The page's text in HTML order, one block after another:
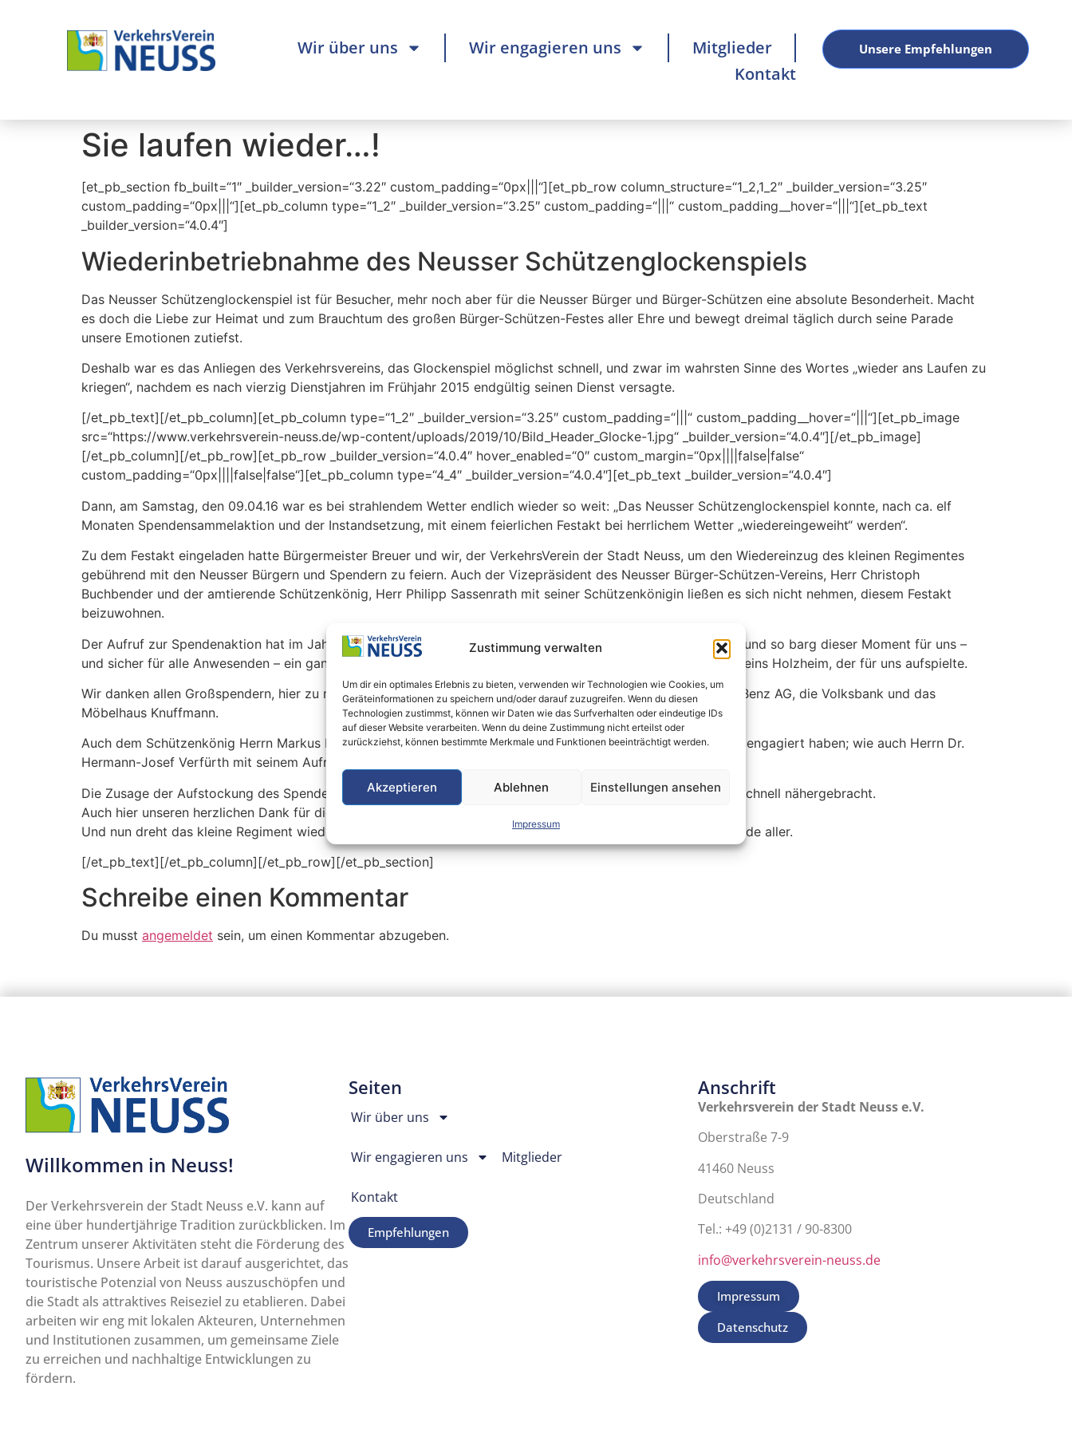
Zustimmung verwalten
Um dir ein optimales Erlebnis zu bieten, verwenden wir Technologien wie Cookies, um
Geräteinformationen zu speichern und/oder darauf zuzugreifen. Wenn du diesen
Technologien zustimmst, können wir Daten wie das Surfverhalten oder eindeutige IDs
auf dieser Website verarbeiten. Wenn du deine Zustimmung nicht erteilst oder
zurückziehst, können bestimmte Merkmale und Funktionen beeinträchtigt werden.
Akzeptieren Ablehnen Einstellungen ansehen
Impressum
Wir über uns Wir engagieren uns
Mitglieder
Kontakt
Unsere Empfehlungen
Sie laufen wieder…!
[et_pb_section fb_built=“1″ _builder_version=“3.22″ custom_padding=“0px|||“][et_pb_row column_structure=“1_2,1_2″ _builder_version=“3.25″
custom_padding=“0px|||“][et_pb_column type=“1_2″ _builder_version=“3.25″ custom_padding=“|||“ custom_padding__hover=“|||“][et_pb_text
_builder_version=“4.0.4″]
Wiederinbetriebnahme des Neusser Schützenglockenspiels
Das Neusser Schützenglockenspiel ist für Besucher, mehr noch aber für die Neusser Bürger und Bürger-Schützen eine absolute Besonderheit. Macht
es doch die Liebe zur Heimat und zum Brauchtum des großen Bürger-Schützen-Festes aller Ehre und bewegt dreimal täglich durch seine Parade
unsere Emotionen zutiefst.
Deshalb war es das Anliegen des Verkehrsvereins, das Glockenspiel möglichst schnell, und zwar im wahrsten Sinne des Wortes „wieder ans Laufen zu
kriegen“, nachdem es nach vierzig Dienstjahren im Frühjahr 2015 endgültig seinen Dienst versagte.
[/et_pb_text][/et_pb_column][et_pb_column type=“1_2″ _builder_version=“3.25″ custom_padding=“|||“ custom_padding__hover=“|||“][et_pb_image
src=“https://www.verkehrsverein-neuss.de/wp-content/uploads/2019/10/Bild_Header_Glocke-1.jpg“ _builder_version=“4.0.4″][/et_pb_image]
[/et_pb_column][/et_pb_row][et_pb_row _builder_version=“4.0.4″ hover_enabled=“0″ custom_margin=“0px||||false|false“
custom_padding=“0px||||false|false“][et_pb_column type=“4_4″ _builder_version=“4.0.4″][et_pb_text _builder_version=“4.0.4″]
Dann, am Samstag, den 09.04.16 war es bei strahlendem Wetter endlich wieder so weit: „Das Neusser Schützenglockenspiel konnte, nach ca. elf
Monaten Spendensammelaktion und der Instandsetzung, mit einem feierlichen Festakt bei herrlichem Wetter „wiedereingeweiht“ werden“.
Zu dem Festakt eingeladen hatte Bürgermeister Breuer und wir, der VerkehrsVerein der Stadt Neuss, um den Wiedereinzug des kleinen Regimentes
gebührend mit den Neusser Bürgern und Spendern zu feiern. Auch der Vizepräsident des Neusser Bürger-Schützen-Vereins, Herr Christoph
Buchbender und der amtierende Schützenkönig, Herr Philipp Sassenrath mit seiner Schützenkönigin ließen es sich nicht nehmen, diesem Festakt
beizuwohnen.
Der Aufruf zur Spendenaktion hat im Jahr 2015 und bis zum 9. April hohe Aufmerksamkeit von uns gefordert und so barg dieser Moment für uns –
und sicher für alle Anwesenden – ein ganz besonderes Hochgefühl; auch durch die Einstimmung des Musikvereins Holzheim, der für uns aufspielte.
Wir danken allen Großspendern, hier zu nennen die Sparkasse Neuss, die Rheinlandversicherung, die Daimler-Benz AG, die Volksbank und das
Möbelhaus Knuffmann.
Auch dem Schützenkönig Herrn Markus Reipen und den diversen Schützenzügen, die sich durch Sammlungen engagiert haben; wie auch Herrn Dr.
Hermann-Josef Verfürth mit seinem Aufruf und unendlich vielen anderen Einzelspendern gilt unser Dank.
Die Zusage der Aufstockung des Spendenaufkommens durch den Innenstadtstärkungsfond hat uns dem Ziel schnell nähergebracht.
Auch hier unseren herzlichen Dank für dieses unglaubliche Engagement.
Und nun dreht das kleine Regiment wieder täglich um 11.00, um 15.00 und um 17.00 Uhr seine Runden zur Freude aller.
[/et_pb_text][/et_pb_column][/et_pb_row][/et_pb_section]
Schreibe einen Kommentar
Du musst angemeldet sein, um einen Kommentar abzugeben.
Willkommen in Neuss!
Der Verkehrsverein der Stadt Neuss e.V. kann auf
eine über hundertjährige Tradition zurückblicken. Im
Zentrum unserer Aktivitäten steht die Förderung des
Tourismus. Unsere Arbeit ist darauf ausgerichtet, das
touristische Potenzial von Neuss auszuschöpfen und
die Stadt als attraktives Reiseziel zu etablieren. Dabei
arbeiten wir eng mit lokalen Akteuren, Unternehmen
und Institutionen zusammen, um gemeinsame Ziele
zu erreichen und nachhaltige Entwicklungen zu
fördern.
Seiten
Wir über uns
Wir engagieren uns Mitglieder
Kontakt
Empfehlungen
Anschrift
Verkehrsverein der Stadt Neuss e.V.
Oberstraße 7-9
41460 Neuss
Deutschland
Tel.: +49 (0)2131 / 90-8300
info@verkehrsverein-neuss.de
Impressum
Datenschutz